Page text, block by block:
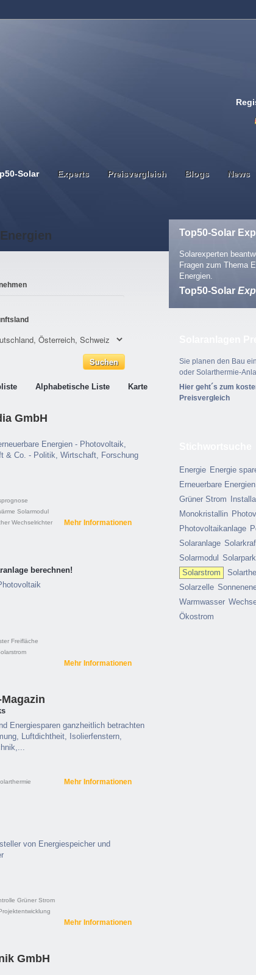
Solar Experts Preisvergleich Blogs News
Alphabetische Liste Karte
GmbH
Energien - Photovoltaik,
& Co. - Politik, Wirtschaft, Forschung
Solarmodul
Wechselrichter Mehr Informationen
berechnen!
Freifläche
Mehr Informationen
Energiesparen ganzheitlich betrachten
Luftdichtheit, Isolierfenstern,
Mehr Informationen
von Energiespeicher und
Grüner Strom
Mehr Informationen
GmbH
Top50-Solar
Solarexperten
Fragen zum Thema
Energien.
Top50-Solar
Sie planen den Bau
oder Solarthermie-
Hier geht´s zum
Preisvergleich
Energie Energie
Erneuerbare Energien
Grüner Strom
Monokristallin
Photovoltaikanlage
Solaranlage
Solarmodul
Solarstrom
Solarzelle
Warmwasser
Ökostrom